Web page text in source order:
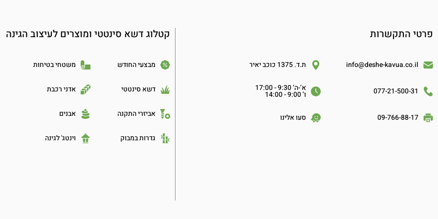
פרטי התקשרות
info@deshe-kavua.co.il ת.ד. 1375 כוכב יאיר
077-21-500-31 א’-ה’ 9:30 - 17:00
ו’ 9:00 - 14:00
09-766-88-17 סעו אלינו
קטלוג דשא סינטטי ומוצרים לעיצוב הגינה
מבצעי החודש משטחי בטיחות
דשא סינטטי אדני רכבת
אביזרי התקנה אבנים
גדרות במבוק וינטג' לגינה